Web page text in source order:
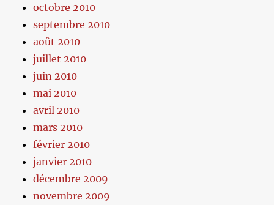
octobre 2010
septembre 2010
août 2010
juillet 2010
juin 2010
mai 2010
avril 2010
mars 2010
février 2010
janvier 2010
décembre 2009
novembre 2009